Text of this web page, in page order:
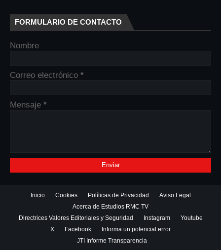
FORMULARIO DE CONTACTO
Nombre
Correo electrónico *
Mensaje *
Inicio Cookies Políticas de Privacidad
Aviso Legal
Acerca de Estudios RMC TV
Directrices Valores Editoriales y Seguridad
Instagram
Youtube
X
Facebook
Informa un potencial error
JTI Informe Transparencia